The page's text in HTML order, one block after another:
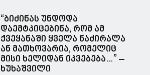
“ბიძინას უნდოდა
დაემტკიცებინა, რომ ამ
ქვეყანაში ყველა ნაძირალა
ან მათხოვარია, რომელიც
მისი ხელიდან იკვებება…” –
ხუხაშვილი